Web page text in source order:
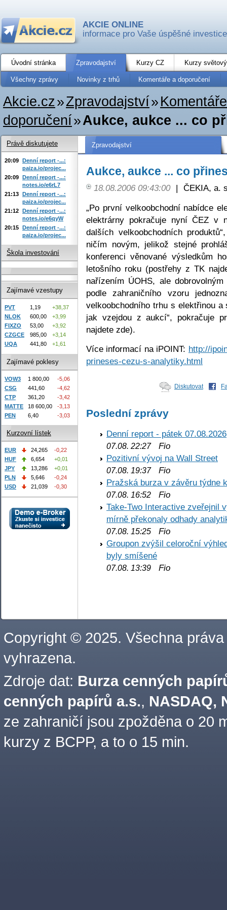
AKCIE ONLINE
informace pro Vaše úspěšné investice
Úvodní stránka Zpravodajství Kurzy CZ Kurzy
Všechny zprávy Novinky z trhů Komentáře a doporučení
Akcie.cz»Zpravodajství»
doporučení»Aukce, aukce ... co
Zpravodajství
Aukce, aukce ... co
18.08.2006 09:43:00 | ČEKIA, a.
„Po první velkoobchodní nabídce
elektrárny pokračuje nyní ČEZ v
dalších velkoobchodních
ničím novým, jelikož stejné
konferenci věnované výsledkům
letošního roku (postřehy z TK
nařízením ÚOHS, ale
podle zahraničního vzoru
velkoobchodního trhu s elektřinou
jak vzejdou z aukcí“, pokračuje
najdete zde).
Více informací na iPOINT: http://
prineses-cezu-s-analytiky.html
Diskutovat
Poslední zprávy
Denní report - pátek 07.08.2026
07.08. 22:27Fio
Pozitivní vývoj na Wall Street
07.08. 19:37Fio
Pražská burza v závěru týdne
07.08. 16:52 Fio
Take-Two Interactive zveřejnil
mírně překonaly odhady
07.08. 15:25 Fio
Groupon zvýšil celoroční
byly smíšené
07.08. 13:39 Fio
Právě diskutujete
20:09 Denní report -...:
paiza.io/projec...
20:09 Denní report -...:
notes.io/e6rL7
21:13 Denní report -...:
paiza.io/projec...
21:12 Denní report -...:
notes.io/e6qyW
20:15 Denní report -...:
paiza.io/projec...
Škola investování
Zajímavé vzestupy
PVT 1,19
+38,37
NLOK
600,00
+3,99
FIXZO
53,00
+3,92
CZGCE
985,00
+3,14
UQA
441,80 +1,61
Zajímavé poklesy
VOW3 1 800,00
-5,06
CSG
441,60
-4,62
CTP
361,20
-3,42
MATTE
18 600,00
-3,13
PEN
6,40 -3,03
Kurzovní lístek
EUR 24,265
-0,22
HUF
6,654
+0,01
JPY
13,286
+0,01
PLN
5,646
-0,24
USD
21,039 -0,30
Copyright © 2025. Všechna práva
vyhrazena.
Zdroje dat: Burza cenných
cenných papírů a.s., NASDAQ,
ze zahraničí jsou zpožděna o 20
kurzy z BCPP, a to o 15 min.